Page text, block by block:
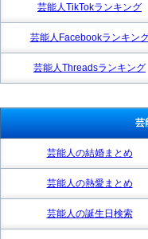
芸能人TikTokランキング
芸能人Facebookランキン
芸能人Threadsランキング
芸
芸能人の結婚まとめ
芸能人の熱愛まとめ
芸能人の誕生日検索